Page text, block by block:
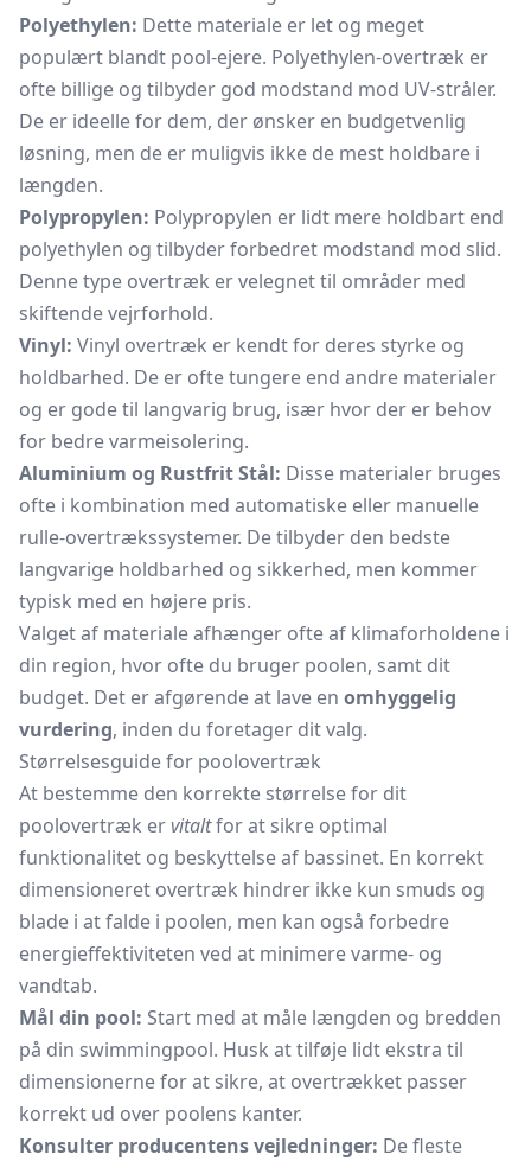
Polyethylen: Dette materiale er let og meget
populært blandt pool-ejere. Polyethylen-overtræk er
ofte billige og tilbyder god modstand mod UV-stråler.
De er ideelle for dem, der ønsker en budgetvenlig
løsning, men de er muligvis ikke de mest holdbare i
længden.
Polypropylen: Polypropylen er lidt mere holdbart end
polyethylen og tilbyder forbedret modstand mod slid.
Denne type overtræk er velegnet til områder med
skiftende vejrforhold.
Vinyl: Vinyl overtræk er kendt for deres styrke og
holdbarhed. De er ofte tungere end andre materialer
og er gode til langvarig brug, især hvor der er behov
for bedre varmeisolering.
Aluminium og Rustfrit Stål: Disse materialer bruges
ofte i kombination med automatiske eller manuelle
rulle-overtrækssystemer. De tilbyder den bedste
langvarige holdbarhed og sikkerhed, men kommer
typisk med en højere pris.
Valget af materiale afhænger ofte af klimaforholdene i
din region, hvor ofte du bruger poolen, samt dit
budget. Det er afgørende at lave en omhyggelig
vurdering, inden du foretager dit valg.
Størrelsesguide for poolovertræk
At bestemme den korrekte størrelse for dit
poolovertræk ervitaltfor at sikre optimal
funktionalitet og beskyttelse af bassinet. En korrekt
dimensioneret overtræk hindrer ikke kun smuds og
blade i at falde i poolen, men kan også forbedre
energieffektiviteten ved at minimere varme- og
vandtab.
Mål din pool: Start med at måle længden og bredden
på din swimmingpool. Husk at tilføje lidt ekstra til
dimensionerne for at sikre, at overtrækket passer
korrekt ud over poolens kanter.
Konsulter producentens vejledninger: De fleste